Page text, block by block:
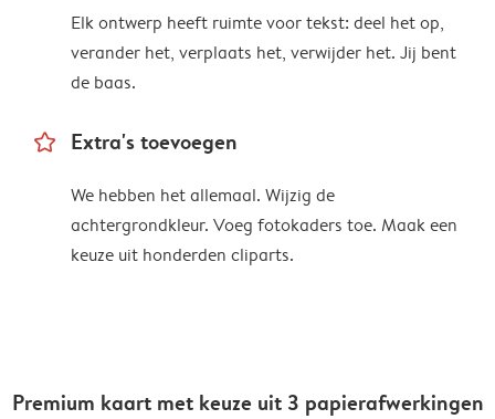
Elk ontwerp heeft ruimte voor tekst: deel het op,
verander het, verplaats het, verwijder het. Jij bent
de baas.
star_outline Extra's toevoegen
We hebben het allemaal. Wijzig de
achtergrondkleur. Voeg fotokaders toe. Maak een
keuze uit honderden cliparts.
Premium kaart met keuze uit 3 papierafwerkingen